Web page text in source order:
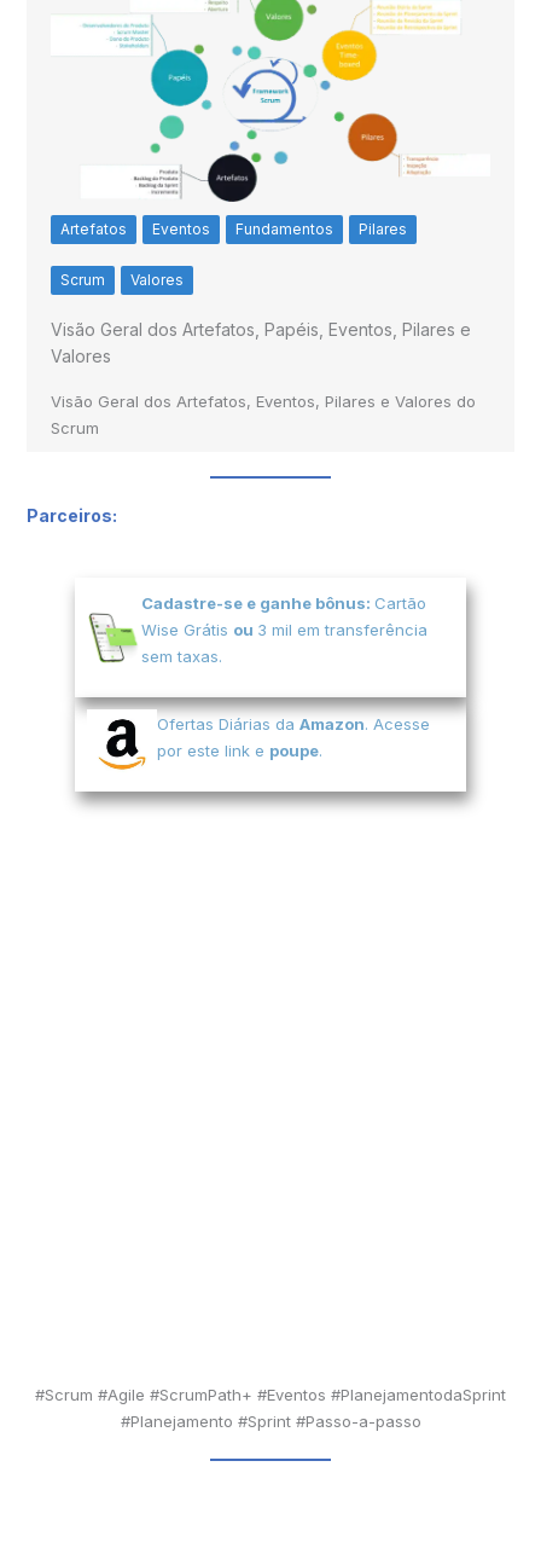
Artefatos Eventos Fundamentos Pilares
Scrum Valores
Visão Geral dos Artefatos, Papéis, Eventos, Pilares e
Valores
Visão Geral dos Artefatos, Eventos, Pilares e Valores do
Scrum
Parceiros:
Cadastre-se e ganhe bônus: Cartão
Wise Grátis ou 3 mil em transferência
sem taxas.
Ofertas Diárias da Amazon. Acesse
por este link e poupe.
#Scrum #Agile #ScrumPath+ #Eventos #PlanejamentodaSprint
#Planejamento #Sprint #Passo-a-passo